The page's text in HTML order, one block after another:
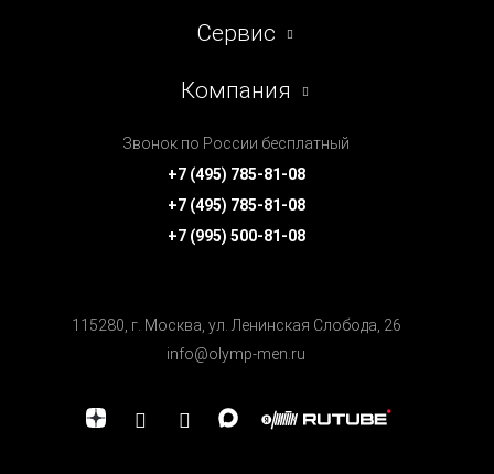
Сервис
Компания
Звонок по России бесплатный
+7 (495) 785-81-08
+7 (495) 785-81-08
+7 (995) 500-81-08
115280, г. Москва, ул. Ленинская Cлобода, 26
info@olymp-men.ru